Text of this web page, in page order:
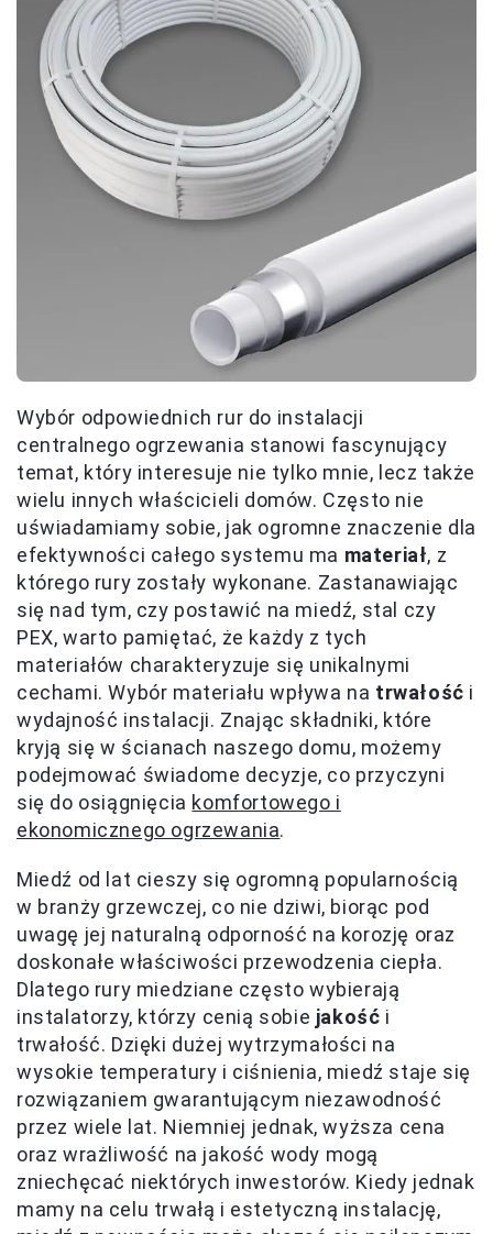
Wybór odpowiednich rur do instalacji
centralnego ogrzewania stanowi fascynujący
temat, który interesuje nie tylko mnie, lecz także
wielu innych właścicieli domów. Często nie
uświadamiamy sobie, jak ogromne znaczenie dla
efektywności całego systemu ma materiał, z
którego rury zostały wykonane. Zastanawiając
się nad tym, czy postawić na miedź, stal czy
PEX, warto pamiętać, że każdy z tych
materiałów charakteryzuje się unikalnymi
cechami. Wybór materiału wpływa na trwałość i
wydajność instalacji. Znając składniki, które
kryją się w ścianach naszego domu, możemy
podejmować świadome decyzje, co przyczyni
się do osiągnięcia komfortowego i
ekonomicznego ogrzewania.
Miedź od lat cieszy się ogromną popularnością
w branży grzewczej, co nie dziwi, biorąc pod
uwagę jej naturalną odporność na korozję oraz
doskonałe właściwości przewodzenia ciepła.
Dlatego rury miedziane często wybierają
instalatorzy, którzy cenią sobie jakość i
trwałość. Dzięki dużej wytrzymałości na
wysokie temperatury i ciśnienia, miedź staje się
rozwiązaniem gwarantującym niezawodność
przez wiele lat. Niemniej jednak, wyższa cena
oraz wrażliwość na jakość wody mogą
zniechęcać niektórych inwestorów. Kiedy jednak
mamy na celu trwałą i estetyczną instalację,